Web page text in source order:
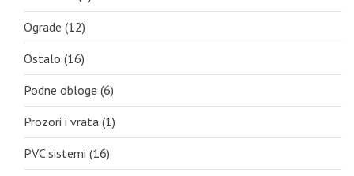
Ograde (12)
Ostalo (16)
Podne obloge (6)
Prozori i vrata (1)
PVC sistemi (16)